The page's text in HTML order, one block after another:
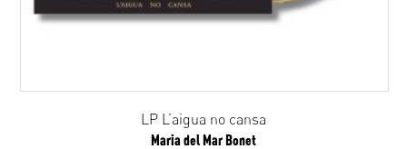
LP L’aigua no cansa
Maria del Mar Bonet